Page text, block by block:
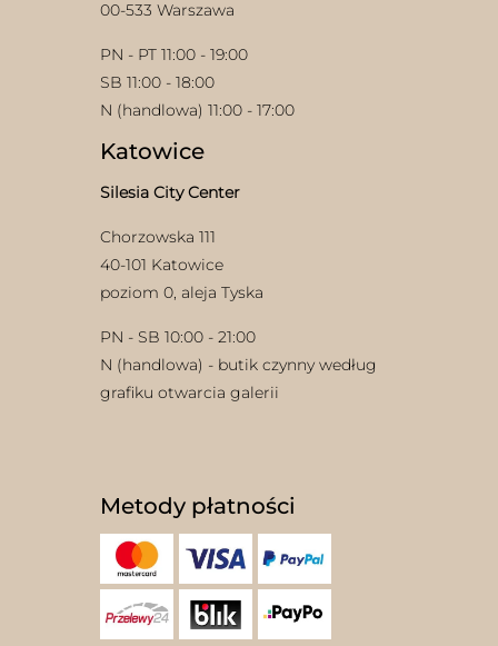
00-533 Warszawa
PN - PT 11:00 - 19:00
SB 11:00 - 18:00
N (handlowa) 11:00 - 17:00
Katowice
Silesia City Center
Chorzowska 111
40-101 Katowice
poziom 0, aleja Tyska
PN - SB 10:00 - 21:00
N (handlowa) - butik czynny według
grafiku otwarcia galerii
Metody płatności